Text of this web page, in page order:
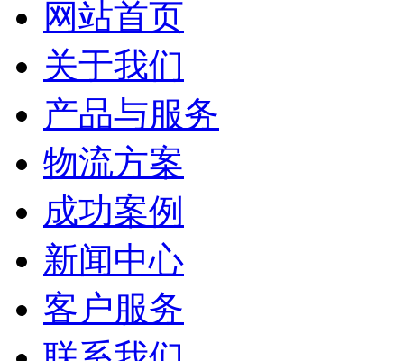
网站首页
关于我们
产品与服务
物流方案
成功案例
新闻中心
客户服务